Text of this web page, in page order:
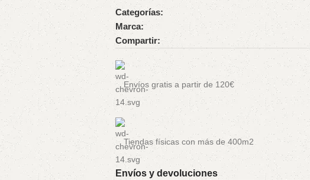
Categorías:
Marca:
Compartir:
Envíos gratis a partir de 120€
Tiendas físicas con más de 400m2
Envíos y devoluciones